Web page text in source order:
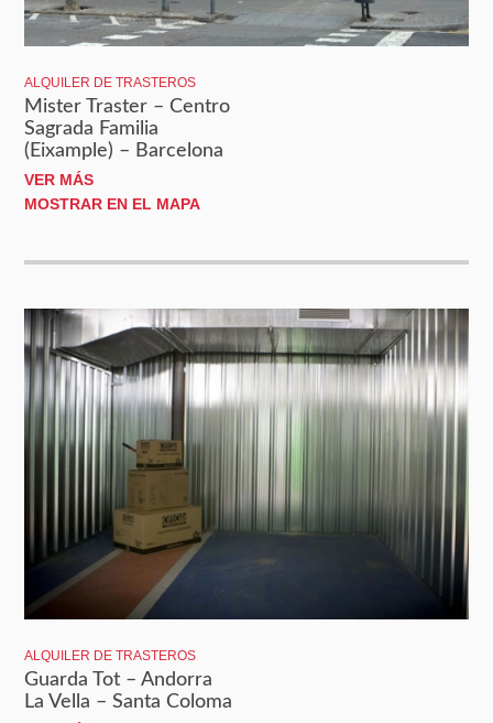
ALQUILER DE TRASTEROS
Mister Traster – Centro
Sagrada Familia
(Eixample) – Barcelona
VER MÁS
MOSTRAR EN EL MAPA
ALQUILER DE TRASTEROS
Guarda Tot – Andorra
La Vella – Santa Coloma